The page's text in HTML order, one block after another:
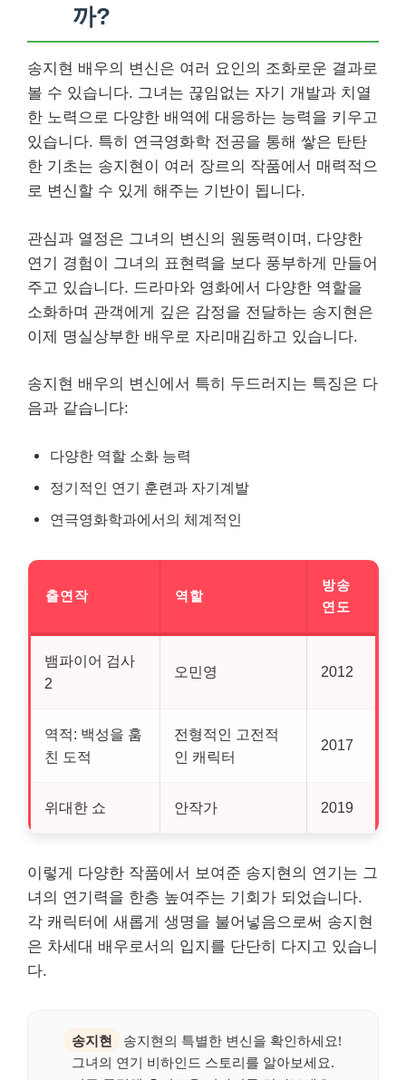
까?
송지현 배우의 변신은 여러 요인의 조화로운 결과로
볼 수 있습니다. 그녀는 끊임없는 자기 개발과 치열
한 노력으로 다양한 배역에 대응하는 능력을 키우고
있습니다. 특히 연극영화학 전공을 통해 쌓은 탄탄
한 기초는 송지현이 여러 장르의 작품에서 매력적으
로 변신할 수 있게 해주는 기반이 됩니다.
관심과 열정은 그녀의 변신의 원동력이며, 다양한
연기 경험이 그녀의 표현력을 보다 풍부하게 만들어
주고 있습니다. 드라마와 영화에서 다양한 역할을
소화하며 관객에게 깊은 감정을 전달하는 송지현은
이제 명실상부한 배우로 자리매김하고 있습니다.
송지현 배우의 변신에서 특히 두드러지는 특징은 다
음과 같습니다:
다양한 역할 소화 능력
정기적인 연기 훈련과 자기계발
연극영화학과에서의 체계적인
출연작 역할
방송
연도
뱀파이어 검사
2
오민영 2012
역적: 백성을 훔
친 도적
전형적인 고전적
인 캐릭터
2017
위대한 쇼 안작가 2019
이렇게 다양한 작품에서 보여준 송지현의 연기는 그
녀의 연기력을 한층 높여주는 기회가 되었습니다.
각 캐릭터에 새롭게 생명을 불어넣음으로써 송지현
은 차세대 배우로서의 입지를 단단히 다지고 있습니
다.
송지현
송지현의 특별한 변신을 확인하세요!
그녀의 연기 비하인드 스토리를 알아보세요.